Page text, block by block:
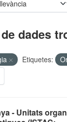
dades
Etiquetes:
- Unitats